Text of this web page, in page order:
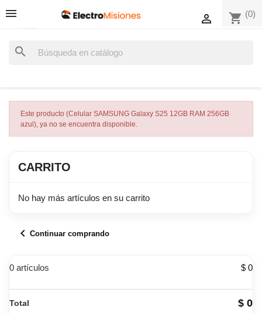
shopping_cart (0)

search
Este producto (Celular SAMSUNG Galaxy S25 12GB RAM 256GB
azul), ya no se encuentra disponible.
CARRITO
No hay más artículos en su carrito
chevron_left Continuar comprando
0 artículos $ 0
Total $ 0